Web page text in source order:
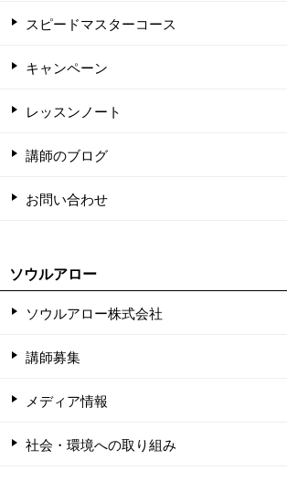
スピードマスターコース
キャンペーン
レッスンノート
講師のブログ
お問い合わせ
ソウルアロー
ソウルアロー株式会社
講師募集
メディア情報
社会・環境への取り組み